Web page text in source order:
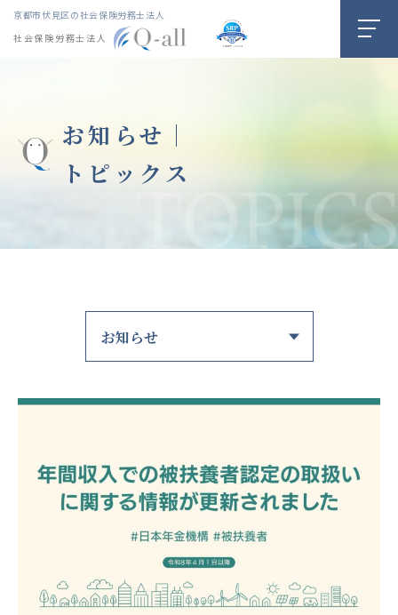
京都市伏見区の社会保険労務士法人
社会保険労務士法人
お知らせ｜
トピックス